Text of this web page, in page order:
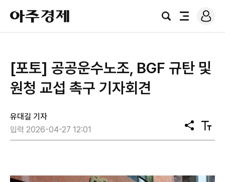
아
주
경
검
전
로
그
[포토] 공공운수노조, BGF 규탄 및
원청 교섭 촉구 기자회견
유대길 기자
입력 2026-04-27 12:01
공
유
텍
스